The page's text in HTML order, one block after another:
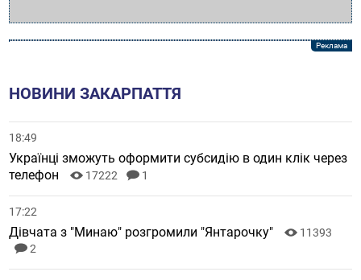
НОВИНИ ЗАКАРПАТТЯ
18:49
Українці зможуть оформити субсидію в один клік через
телефон
17222 1
17:22
Дівчата з "Минаю" розгромили "Янтарочку"
11393
2